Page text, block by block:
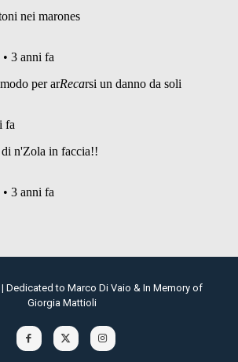
Dedicated to Marco Di Vaio & In Memory of
Giorgia Mattioli